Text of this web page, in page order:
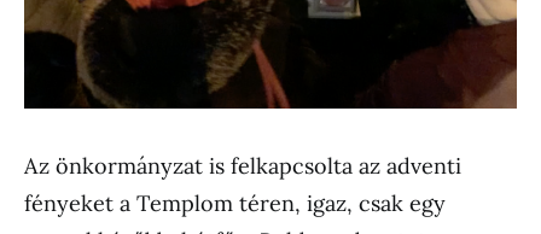
Az önkormányzat is felkapcsolta az adventi
fényeket a Templom téren, igaz, csak egy